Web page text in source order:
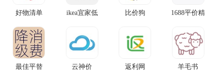
好物清单 ikea宜家低 比价狗 1688平价精
最佳平替 云神价 返利网 羊毛书